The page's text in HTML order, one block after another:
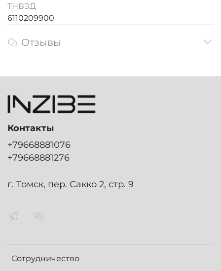
ТНВЭД
6110209900
Отзывы
Сотрудничество
Контакты
+79668881076
+79668881276
г. Томск, пер. Сакко 2, стр. 9